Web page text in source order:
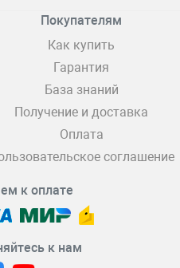
Покупателям
Как купить
Гарантия
База знаний
Получение и доставка
Оплата
соглашение
к оплате
к нам